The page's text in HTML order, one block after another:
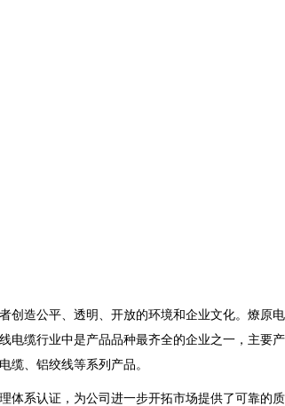
创造公平、透明、开放的环境和企业文化。燎原
缆行业中是产品品种最齐全的企业之一，主要产
缆、铝绞线等系列产品。
体系认证，为公司进一步开拓市场提供了可靠的